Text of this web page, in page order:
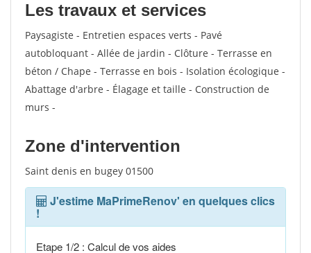
Les travaux et services
Paysagiste - Entretien espaces verts - Pavé
autobloquant - Allée de jardin - Clôture - Terrasse en
béton / Chape - Terrasse en bois - Isolation écologique -
Abattage d'arbre - Élagage et taille - Construction de
murs -
Zone d'intervention
Saint denis en bugey 01500